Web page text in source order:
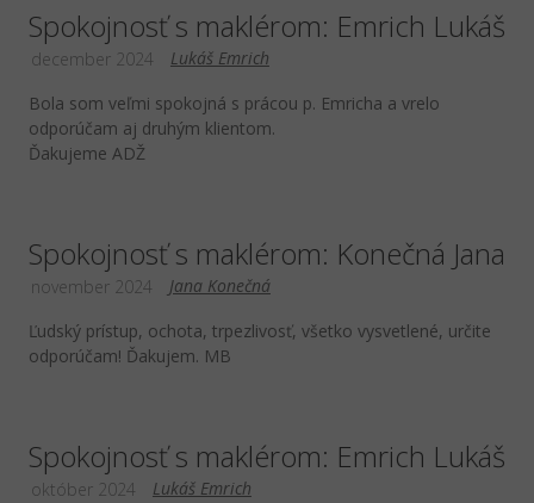
Spokojnosť s maklérom: Emrich Lukáš
Lukáš Emrich
december 2024
Bola som veľmi spokojná s prácou p. Emricha a vrelo
odporúčam aj druhým klientom.
Ďakujeme ADŽ
Spokojnosť s maklérom: Konečná Jana
Jana Konečná
november 2024
Ľudský prístup, ochota, trpezlivosť, všetko vysvetlené, určite
odporúčam! Ďakujem. MB
Spokojnosť s maklérom: Emrich Lukáš
Lukáš Emrich
október 2024